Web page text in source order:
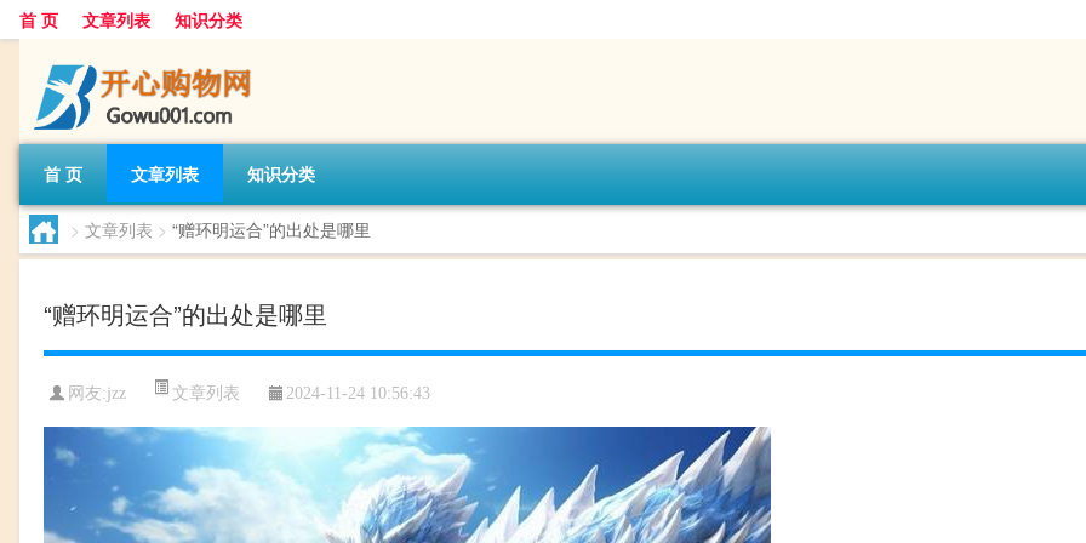
首 页 文章列表 知识分类
首 页 文章列表 知识分类
> 文章列表 > “赠环明运合”的出处是哪里
“赠环明运合”的出处是哪里
网友:jzz 文章列表 2024-11-24 10:56:43